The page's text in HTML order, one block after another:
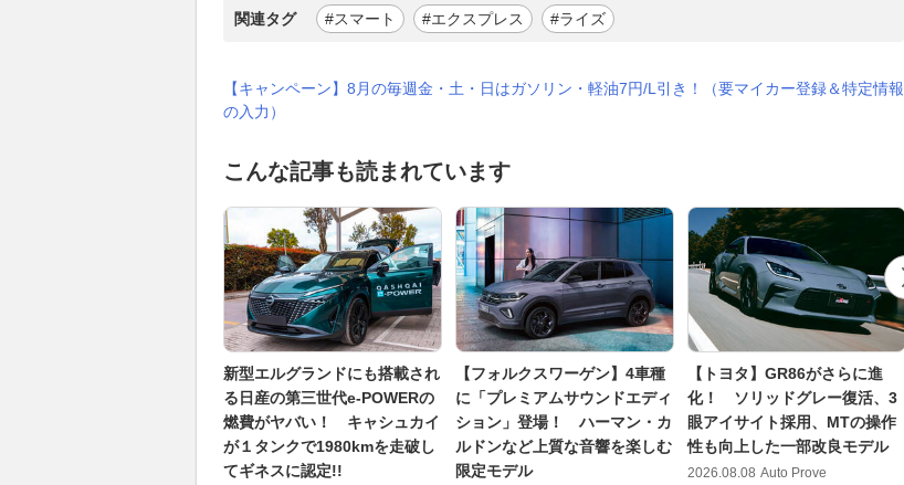
関連タグ #スマート #エクスプレス #ライズ
【キャンペーン】8月の毎週金・土・日はガソリン・軽油7円/L引き！（要マイカー登録＆特定情報
の入力）
こんな記事も読まれています
新型エルグランドにも搭載され
る日産の第三世代e-POWERの
燃費がヤバい！ キャシュカイ
が１タンクで1980kmを走破し
てギネスに認定!!
【フォルクスワーゲン】4車種
に「プレミアムサウンドエディ
ション」登場！ ハーマン・カ
ルドンなど上質な音響を楽しむ
限定モデル
【トヨタ】GR86がさらに進
化！ ソリッドグレー復活、3
眼アイサイト採用、MTの操作
性も向上した一部改良モデル
2026.08.08 Auto Prove